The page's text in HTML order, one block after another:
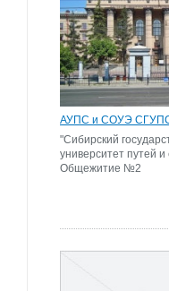
АУПС и СОУЭ
"Сибирский
университет путей
Общежитие №2